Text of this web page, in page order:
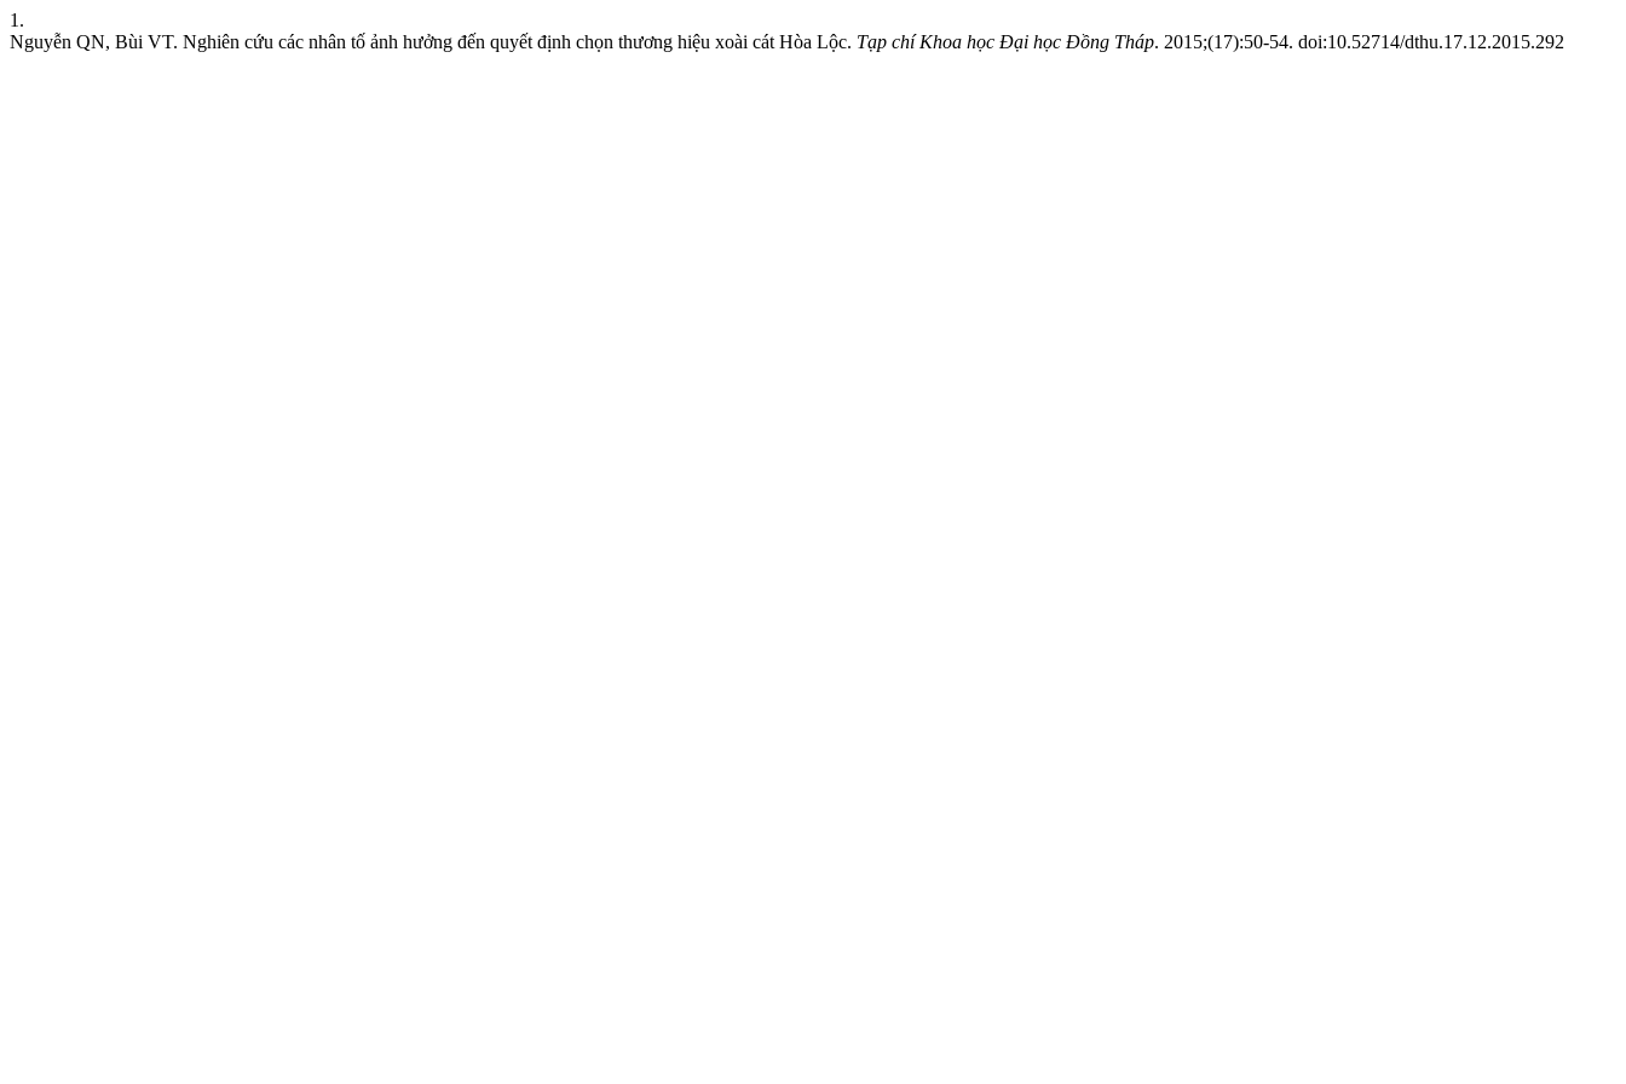
1.
Nguyễn QN, Bùi VT. Nghiên cứu các nhân tố ảnh hưởng đến quyết định chọn thương hiệu xoài cát Hòa Lộc. Tạp chí Khoa học Đại học Đồng Tháp. 2015;(17):50-54. doi:10.52714/dthu.17.12.2015.292